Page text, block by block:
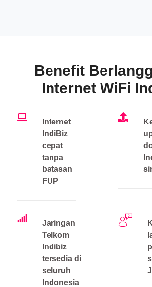
Benefit
Internet WiFi
Internet
IndiBiz
cepat
tanpa
batasan
FUP
Jaringan
Telkom
Indibiz
tersedia di
seluruh
Indonesia